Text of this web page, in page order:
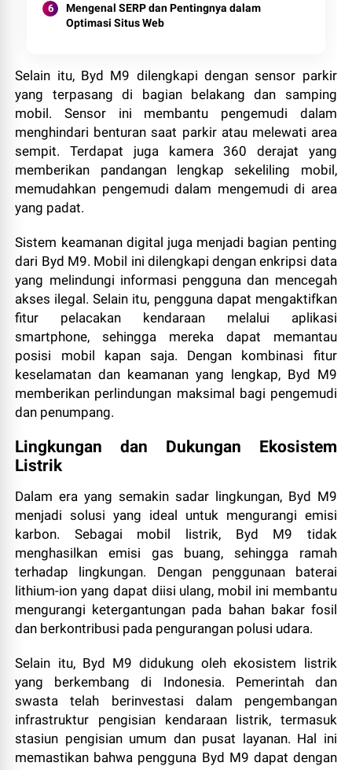
Mengenal SERP dan Pentingnya dalam
Optimasi Situs Web
Selain itu, Byd M9 dilengkapi dengan sensor parkir
yang terpasang di bagian belakang dan samping
mobil. Sensor ini membantu pengemudi dalam
menghindari benturan saat parkir atau melewati area
sempit. Terdapat juga kamera 360 derajat yang
memberikan pandangan lengkap sekeliling mobil,
memudahkan pengemudi dalam mengemudi di area
yang padat.
Sistem keamanan digital juga menjadi bagian penting
dari Byd M9. Mobil ini dilengkapi dengan enkripsi data
yang melindungi informasi pengguna dan mencegah
akses ilegal. Selain itu, pengguna dapat mengaktifkan
fitur pelacakan kendaraan melalui aplikasi
smartphone, sehingga mereka dapat memantau
posisi mobil kapan saja. Dengan kombinasi fitur
keselamatan dan keamanan yang lengkap, Byd M9
memberikan perlindungan maksimal bagi pengemudi
dan penumpang.
Lingkungan dan Dukungan Ekosistem
Listrik
Dalam era yang semakin sadar lingkungan, Byd M9
menjadi solusi yang ideal untuk mengurangi emisi
karbon. Sebagai mobil listrik, Byd M9 tidak
menghasilkan emisi gas buang, sehingga ramah
terhadap lingkungan. Dengan penggunaan baterai
lithium-ion yang dapat diisi ulang, mobil ini membantu
mengurangi ketergantungan pada bahan bakar fosil
dan berkontribusi pada pengurangan polusi udara.
Selain itu, Byd M9 didukung oleh ekosistem listrik
yang berkembang di Indonesia. Pemerintah dan
swasta telah berinvestasi dalam pengembangan
infrastruktur pengisian kendaraan listrik, termasuk
stasiun pengisian umum dan pusat layanan. Hal ini
memastikan bahwa pengguna Byd M9 dapat dengan